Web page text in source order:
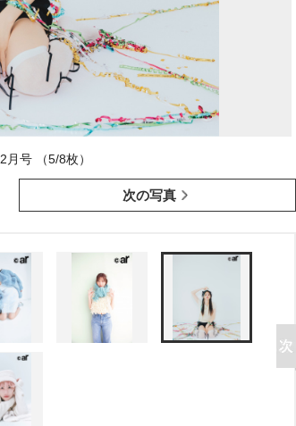
号 （5/8枚）
次の写真